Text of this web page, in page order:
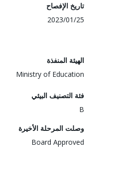
تاريخ الإفصاح
2023/01/25
الهيئة المنفذة
Ministry of Education
فئة التصنيف البيئي
B
وصلت المرحلة الأخيرة
Board Approved